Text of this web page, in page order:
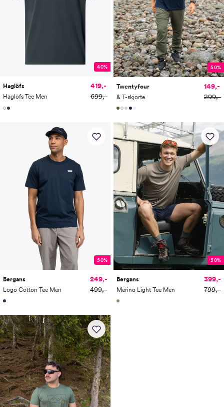
40%
Haglöfs
Haglöfs Tee Men
419,-
699,-
50%
Twentyfour
& T-skjorte
149,-
299,-
50%
Bergans
Logo Cotton Tee Men
249,-
499,-
50%
Bergans
Merino Light Tee Men
399,-
799,-